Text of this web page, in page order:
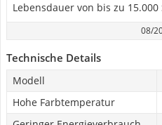
Lebensdauer von bis zu
08/
Technische Details
Modell
Hohe Farbtemperatur